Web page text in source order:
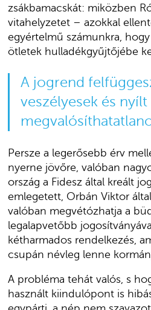
zsákbamacskát: miközben
vitahelyzetet – azokkal
egyértelmű számunkra,
ötletek hulladékgyűjtőjébe
A jogrend
veszélyesek és
Persze a legerősebb érv
nyerne jövőre, valóban
ország a Fidesz által kreált
emlegetett, Orbán Viktor
valóban megvétózhatja a
legalapvetőbb
kétharmados rendelkezés,
csupán névleg lenne
A probléma tehát valós, s
használt kiindulópont is